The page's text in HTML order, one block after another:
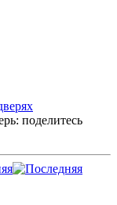
поделитесь